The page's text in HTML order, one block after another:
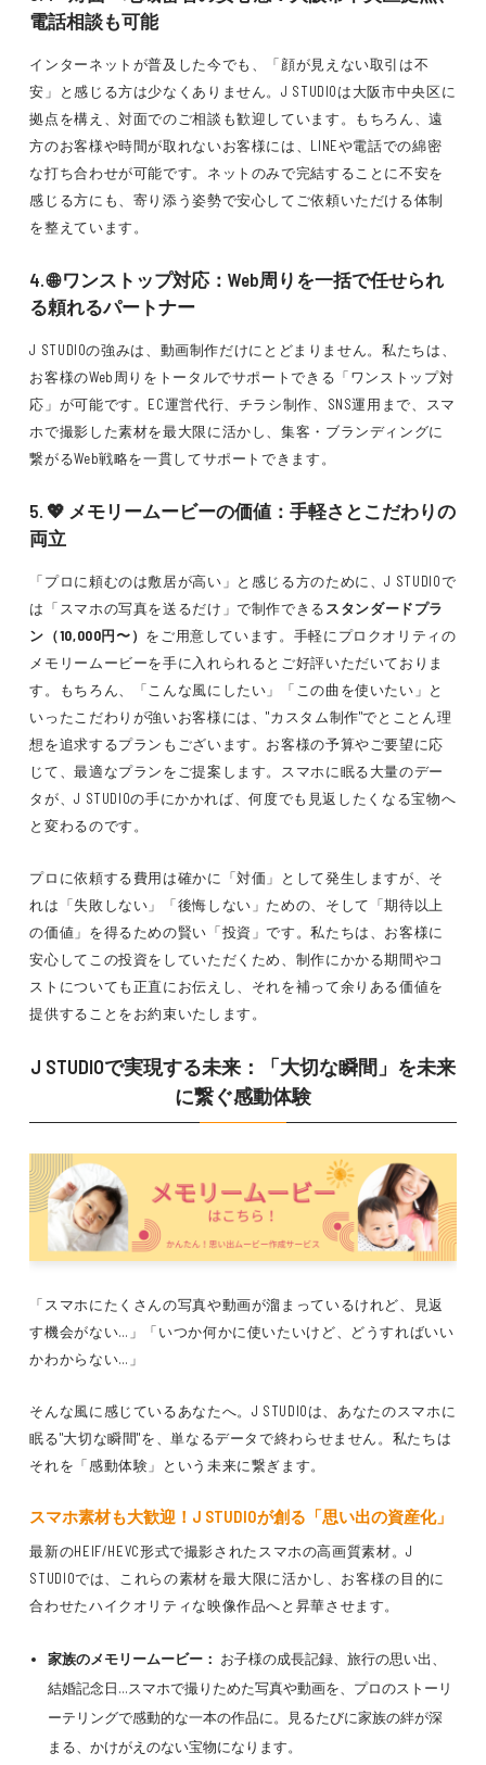
電話相談も可能
インターネットが普及した今でも、「顔が見えない取引は不
安」と感じる方は少なくありません。J STUDIOは大阪市中央区に
拠点を構え、対面でのご相談も歓迎しています。もちろん、遠
方のお客様や時間が取れないお客様には、LINEや電話での綿密
な打ち合わせが可能です。ネットのみで完結することに不安を
感じる方にも、寄り添う姿勢で安心してご依頼いただける体制
を整えています。
4. 🌐 ワンストップ対応：Web周りを一括で任せられ
る頼れるパートナー
J STUDIOの強みは、動画制作だけにとどまりません。私たちは、
お客様のWeb周りをトータルでサポートできる「ワンストップ対
応」が可能です。EC運営代行、チラシ制作、SNS運用まで、スマ
ホで撮影した素材を最大限に活かし、集客・ブランディングに
繋がるWeb戦略を一貫してサポートできます。
5. 💖 メモリームービーの価値：手軽さとこだわりの
両立
「プロに頼むのは敷居が高い」と感じる方のために、J STUDIOで
は「スマホの写真を送るだけ」で制作できるスタンダードプラ
ン（10,000円〜） をご用意しています。手軽にプロクオリティの
メモリームービーを手に入れられるとご好評いただいておりま
す。もちろん、「こんな風にしたい」「この曲を使いたい」と
いったこだわりが強いお客様には、"カスタム制作"でとことん理
想を追求するプランもございます。お客様の予算やご要望に応
じて、最適なプランをご提案します。スマホに眠る大量のデー
タが、J STUDIOの手にかかれば、何度でも見返したくなる宝物へ
と変わるのです。
プロに依頼する費用は確かに「対価」として発生しますが、そ
れは「失敗しない」「後悔しない」ための、そして「期待以上
の価値」を得るための賢い「投資」です。私たちは、お客様に
安心してこの投資をしていただくため、制作にかかる期間やコ
ストについても正直にお伝えし、それを補って余りある価値を
提供することをお約束いたします。
J STUDIOで実現する未来：「大切な瞬間」を未来
に繋ぐ感動体験
「スマホにたくさんの写真や動画が溜まっているけれど、見返
す機会がない…」「いつか何かに使いたいけど、どうすればいい
かわからない…」
そんな風に感じているあなたへ。J STUDIOは、あなたのスマホに
眠る"大切な瞬間"を、単なるデータで終わらせません。私たちは
それを「感動体験」という未来に繋ぎます。
スマホ素材も大歓迎！J STUDIOが創る「思い出の資産化」
最新のHEIF/HEVC形式で撮影されたスマホの高画質素材。J
STUDIOでは、これらの素材を最大限に活かし、お客様の目的に
合わせたハイクオリティな映像作品へと昇華させます。
家族のメモリームービー： お子様の成長記録、旅行の思い出、
結婚記念日…スマホで撮りためた写真や動画を、プロのストーリ
ーテリングで感動的な一本の作品に。見るたびに家族の絆が深
まる、かけがえのない宝物になります。